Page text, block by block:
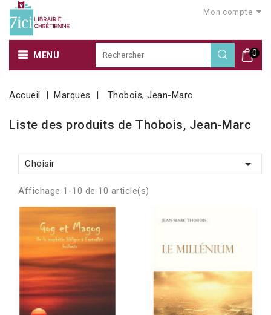
Mon compte
0
MENU
Accueil Marques Thobois, Jean-Marc
Liste des produits de Thobois, Jean-Marc
Choisir 
Affichage 1-10 de 10 article(s)